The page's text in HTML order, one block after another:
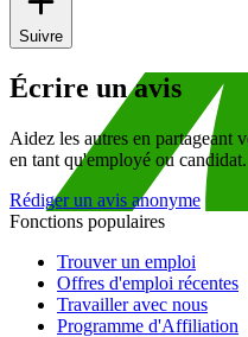
Suivre
Écrire un avis
Aidez les autres en partageant
en tant qu'employé ou candidat.
Rédiger un avis anonyme
Fonctions populaires
Trouver un emploi
Offres d'emploi récentes
Travailler avec nous
Programme d'Affiliation